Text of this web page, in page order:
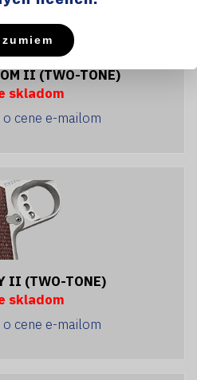
II (TWO-TONE)
skladom
cene e-mailom
II (TWO-TONE)
skladom
cene e-mailom